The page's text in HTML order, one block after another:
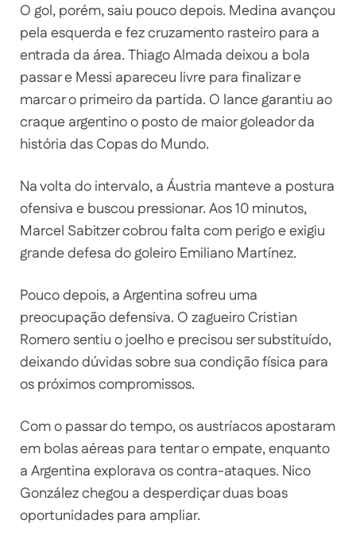
O gol, porém, saiu pouco depois. Medina avançou
pela esquerda e fez cruzamento rasteiro para a
entrada da área. Thiago Almada deixou a bola
passar e Messi apareceu livre para finalizar e
marcar o primeiro da partida. O lance garantiu ao
craque argentino o posto de maior goleador da
história das Copas do Mundo.
Na volta do intervalo, a Áustria manteve a postura
ofensiva e buscou pressionar. Aos 10 minutos,
Marcel Sabitzer cobrou falta com perigo e exigiu
grande defesa do goleiro Emiliano Martínez.
Pouco depois, a Argentina sofreu uma
preocupação defensiva. O zagueiro Cristian
Romero sentiu o joelho e precisou ser substituído,
deixando dúvidas sobre sua condição física para
os próximos compromissos.
Com o passar do tempo, os austríacos apostaram
em bolas aéreas para tentar o empate, enquanto
a Argentina explorava os contra-ataques. Nico
González chegou a desperdiçar duas boas
oportunidades para ampliar.